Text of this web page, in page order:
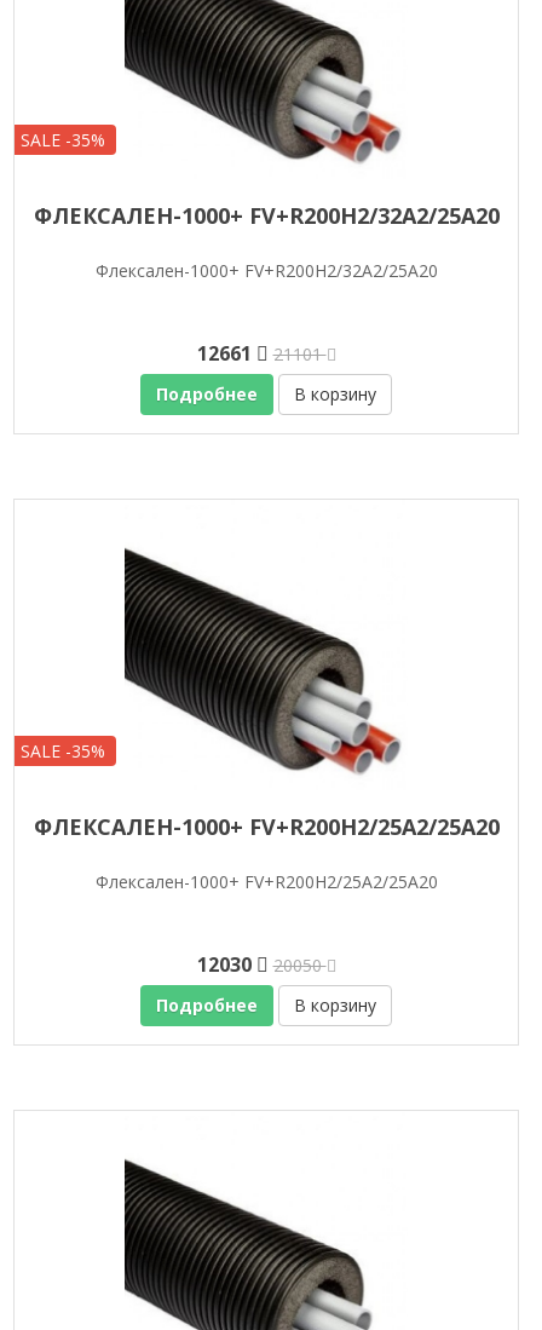
SALE -35%
ФЛЕКСАЛЕН-1000+ FV+R200H2/32A2/25A20
Флексален-1000+ FV+R200H2/32A2/25A20
12661
21101
Подробнее
В корзину
SALE -35%
ФЛЕКСАЛЕН-1000+ FV+R200H2/25A2/25A20
Флексален-1000+ FV+R200H2/25A2/25A20
12030
20050
Подробнее
В корзину